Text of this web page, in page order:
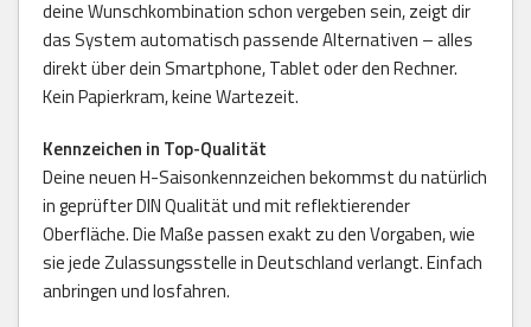
deine Wunschkombination schon vergeben sein, zeigt dir
das System automatisch passende Alternativen – alles
direkt über dein Smartphone, Tablet oder den Rechner.
Kein Papierkram, keine Wartezeit.
Kennzeichen in Top-Qualität
Deine neuen H-Saisonkennzeichen bekommst du natürlich
in geprüfter DIN Qualität und mit reflektierender
Oberfläche. Die Maße passen exakt zu den Vorgaben, wie
sie jede Zulassungsstelle in Deutschland verlangt. Einfach
anbringen und losfahren.